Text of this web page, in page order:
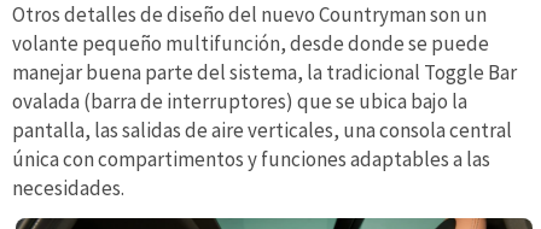
Otros detalles de diseño del nuevo Countryman son un
volante pequeño multifunción, desde donde se puede
manejar buena parte del sistema, la tradicional Toggle Bar
ovalada (barra de interruptores) que se ubica bajo la
pantalla, las salidas de aire verticales, una consola central
única con compartimentos y funciones adaptables a las
necesidades.